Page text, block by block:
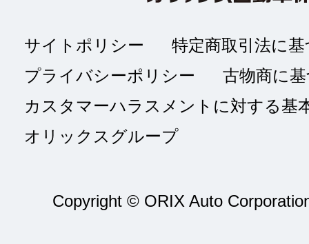
サイトポリシー
特定商取引法に
プライバシーポリシー
古物商に
カスタマーハラスメントに対する基
オリックスグループ
Copyright © ORIX Auto